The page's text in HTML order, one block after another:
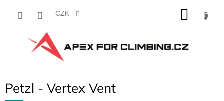
CZK
Petzl - Vertex Vent